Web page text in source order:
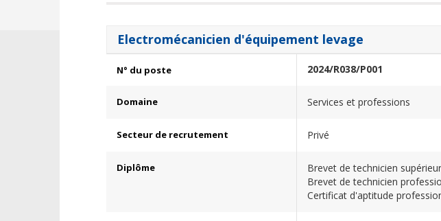
Electromécanicien d'équipement levage
N° du poste 2024/R038/P001
Domaine Services et professions
Secteur de recrutement Privé
Diplôme
Brevet de technicien supérieur
Brevet de technicien
Certificat d'aptitude